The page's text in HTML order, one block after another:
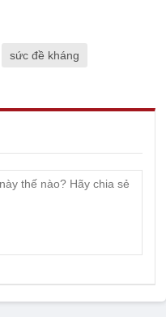
sức đề kháng